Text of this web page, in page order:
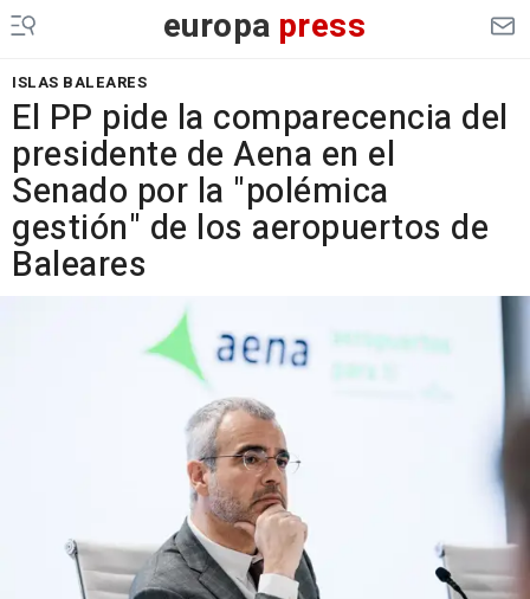
europa press
ISLAS BALEARES
El PP pide la comparecencia del
presidente de Aena en el
Senado por la "polémica
gestión" de los aeropuertos de
Baleares